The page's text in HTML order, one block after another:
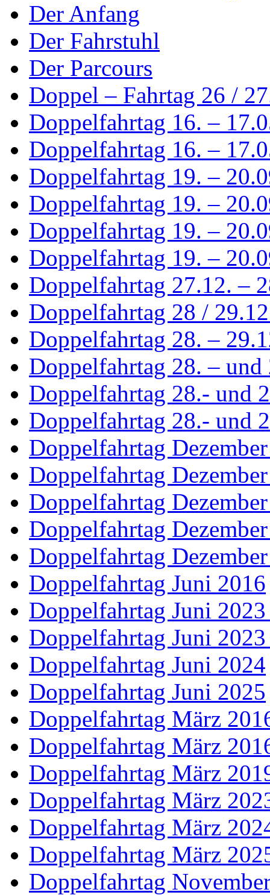
Der Anfang
Der Fahrstuhl
Der Parcours
Doppel – Fahrtag 26 /
Doppelfahrtag 16. –
Doppelfahrtag 16. –
Doppelfahrtag 19. –
Doppelfahrtag 19. –
Doppelfahrtag 19. –
Doppelfahrtag 19. –
Doppelfahrtag 27.12. –
Doppelfahrtag 28 /
Doppelfahrtag 28. –
Doppelfahrtag 28. –
Doppelfahrtag 28.- und
Doppelfahrtag 28.- und
Doppelfahrtag
Doppelfahrtag
Doppelfahrtag
Doppelfahrtag
Doppelfahrtag
Doppelfahrtag Juni 2016
Doppelfahrtag Juni 2023
Doppelfahrtag Juni
Doppelfahrtag Juni 2024
Doppelfahrtag Juni 2025
Doppelfahrtag März
Doppelfahrtag März
Doppelfahrtag März
Doppelfahrtag März
Doppelfahrtag März
Doppelfahrtag März
Doppelfahrtag